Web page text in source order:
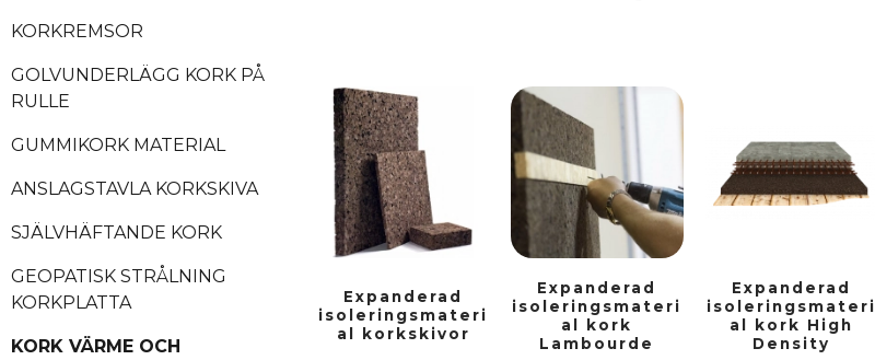
KORKREMSOR
GOLVUNDERLÄGG KORK PÅ
RULLE
GUMMIKORK MATERIAL
ANSLAGSTAVLA KORKSKIVA
SJÄLVHÄFTANDE KORK
GEOPATISK STRÅLNING
KORKPLATTA
KORK VÄRME OCH
Expanderad
isoleringsmateri
al korkskivor
Expanderad
isoleringsmateri
al kork
Lambourde
Expanderad
isoleringsmateri
al kork High
Density